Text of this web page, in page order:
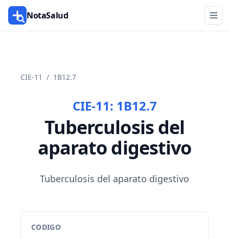
NotaSalud
CIE-11 / 1B12.7
CIE-11: 1B12.7
Tuberculosis del
aparato digestivo
Tuberculosis del aparato digestivo
CODIGO